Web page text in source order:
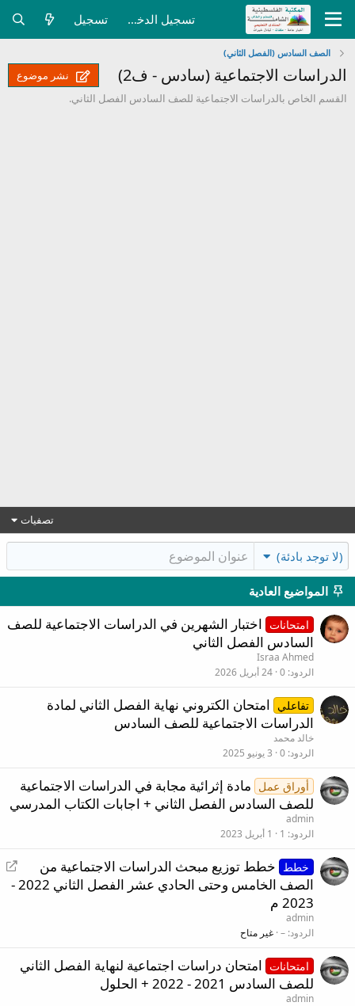
تسجيل الدخول تسجيل
الصف السادس (الفصل الثاني)
الدراسات الاجتماعية (سادس - ف2)
نشر موضوع
القسم الخاص بالدراسات الاجتماعية للصف السادس الفصل الثاني.
تصفيات
(لا توجد بادئة)
المواضيع العادية
امتحانات اختبار الشهرين في الدراسات الاجتماعية للصف
السادس الفصل الثاني
Israa Ahmed
الردود 0 24 أبريل 2026
تفاعلي امتحان الكتروني نهاية الفصل الثاني لمادة
الدراسات الاجتماعية للصف السادس
خالد محمد
الردود 0 3 يونيو 2025
أوراق عمل مادة إثرائية مجابة في الدراسات الاجتماعية
للصف السادس الفصل الثاني + اجابات الكتاب المدرسي
admin
الردود 1 1 أبريل 2023
إ
خطط خطط توزيع مبحث الدراسات الاجتماعية من
الصف الخامس وحتى الحادي عشر الفصل الثاني 2022 -
2023 م
admin
الردود – غير متاح
امتحانات امتحان دراسات اجتماعية لنهاية الفصل الثاني
للصف السادس 2021 - 2022 + الحلول
admin